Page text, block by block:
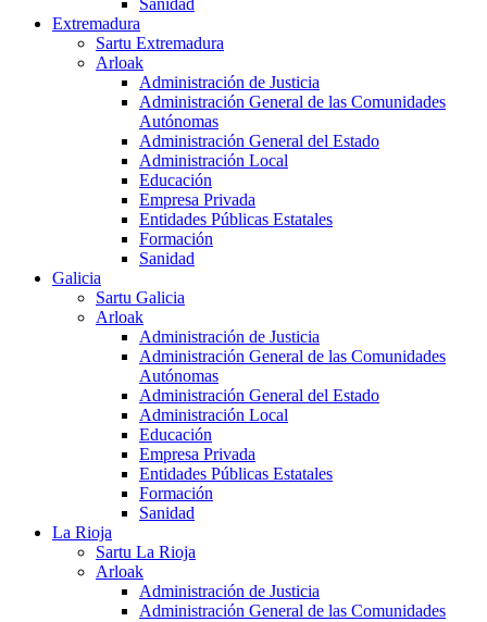
Sanidad
Extremadura
Sartu Extremadura
Arloak
Administración de Justicia
Administración General de las Comunidades
Autónomas
Administración General del Estado
Administración Local
Educación
Empresa Privada
Entidades Públicas Estatales
Formación
Sanidad
Galicia
Sartu Galicia
Arloak
Administración de Justicia
Administración General de las Comunidades
Autónomas
Administración General del Estado
Administración Local
Educación
Empresa Privada
Entidades Públicas Estatales
Formación
Sanidad
La Rioja
Sartu La Rioja
Arloak
Administración de Justicia
Administración General de las Comunidades